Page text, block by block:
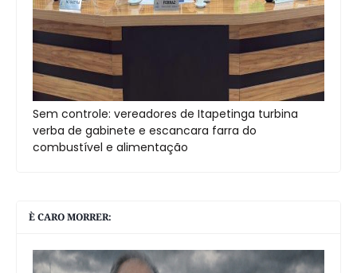
Sem controle: vereadores de Itapetinga turbina
verba de gabinete e escancara farra do
combustível e alimentação
È CARO MORRER: